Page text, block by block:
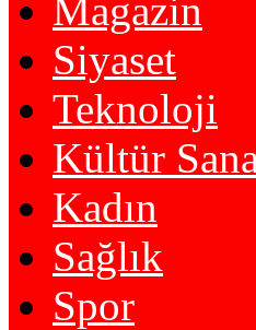
Magazin
Siyaset
Teknoloji
Kültür
Kadın
Sağlık
Spor